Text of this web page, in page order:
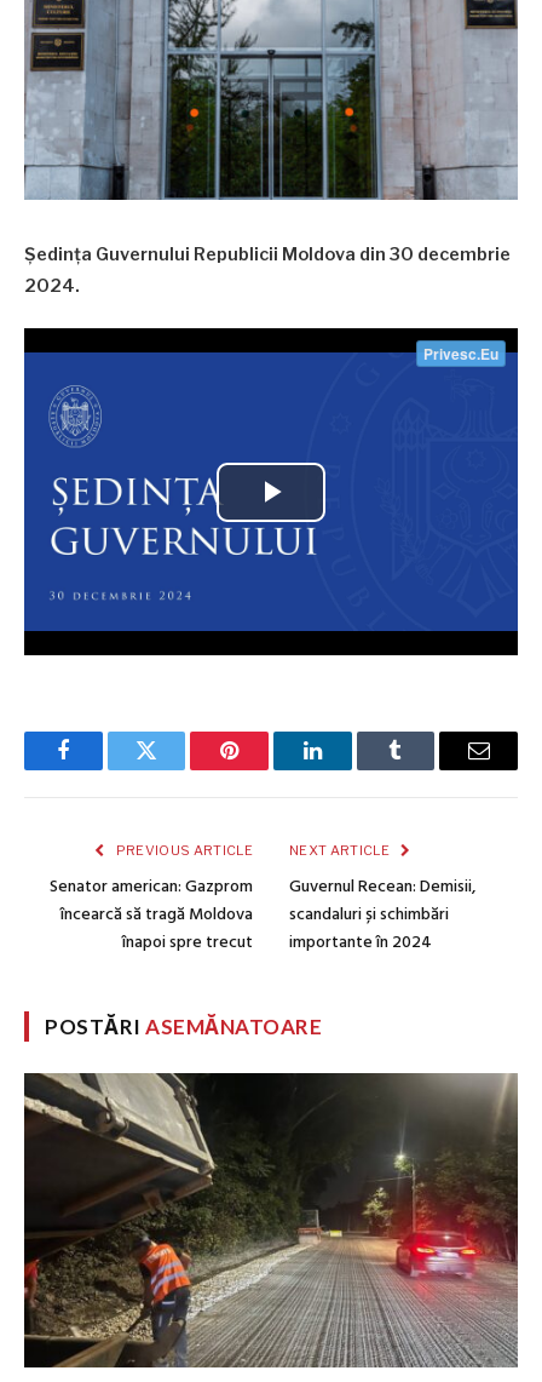
Ședința Guvernului Republicii Moldova din 30 decembrie
2024.
FacebookTwitter Pinterest LinkedInTumblr Email
PREVIOUS ARTICLE
Senator american: Gazprom
încearcă să tragă Moldova
înapoi spre trecut
NEXT ARTICLE
Guvernul Recean: Demisii,
scandaluri și schimbări
importante în 2024
POSTĂRIASEMĂNATOARE